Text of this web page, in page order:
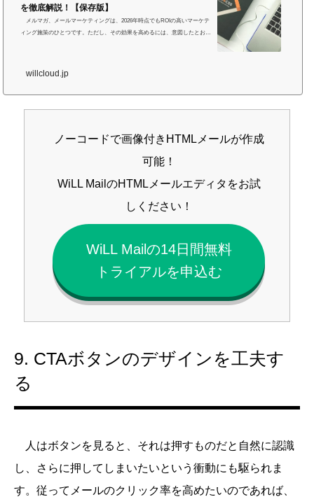
を徹底解説！【保存版】
メルマガ、メールマーケティングは、2026年時点でもROIの高いマーケテ
ィング施策のひとつです。ただし、その効果を高めるには、意図したとおり
willcloud.jp
ノーコードで画像付きHTMLメールが作成
可能！
WiLL MailのHTMLメールエディタをお試
しください！
WiLL Mailの14日間無料
トライアルを申込む
9. CTAボタンのデザインを工夫す
る
人はボタンを見ると、それは押すものだと自然に認識
し、さらに押してしまいたいという衝動にも駆られま
す。従ってメールのクリック率を高めたいのであれば、